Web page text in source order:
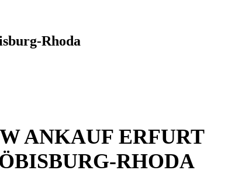
Rhoda
ANKAUF ERFURT
RHODA